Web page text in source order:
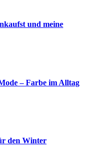
und meine
– Farbe im Alltag
den Winter